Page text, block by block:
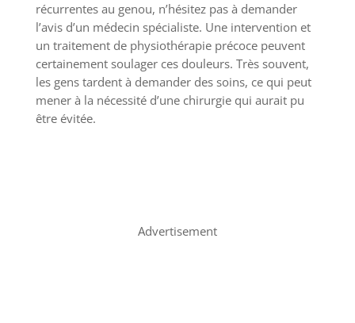
récurrentes au genou, n’hésitez pas à demander
l’avis d’un médecin spécialiste. Une intervention et
un traitement de physiothérapie précoce peuvent
certainement soulager ces douleurs. Très souvent,
les gens tardent à demander des soins, ce qui peut
mener à la nécessité d’une chirurgie qui aurait pu
être évitée.
Advertisement